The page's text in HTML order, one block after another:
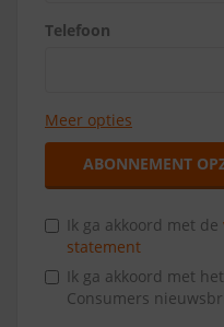
Telefoon
Meer opties
ABONNEMENT
Ik ga akkoord met de
statement
Ik ga akkoord met
Consumers